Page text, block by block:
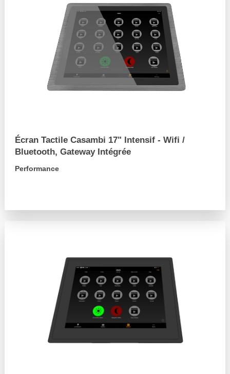
Écran Tactile Casambi 17" Intensif - Wifi /
Bluetooth, Gateway Intégrée
Performance